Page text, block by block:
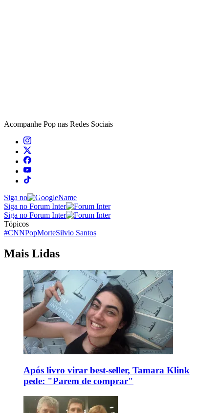
Acompanhe Pop nas Redes Sociais
Siga no
Siga no Forum Inter
Siga no Forum Inter
Tópicos
#CNNPopMorteSilvio Santos
Mais Lidas
Após livro virar best-seller, Tamara Klink
pede: "Parem de comprar"